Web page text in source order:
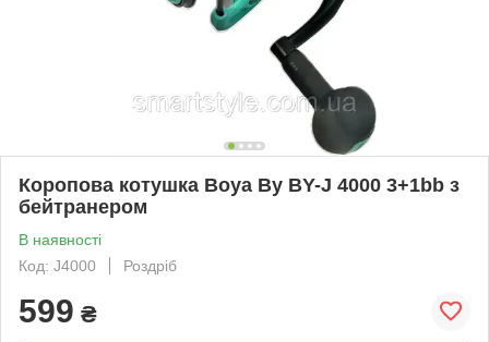
Коропова котушка Boya By BY-J 4000 3+1bb з
бейтранером
В наявності
Код: J4000
Роздріб
599 ₴